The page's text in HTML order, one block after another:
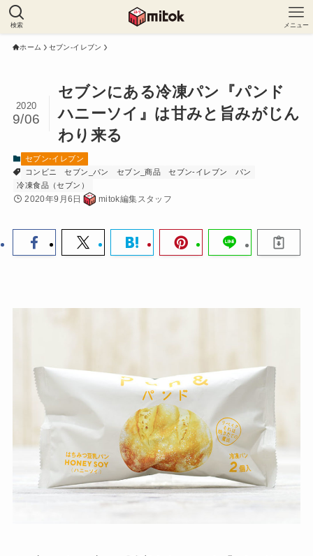
検索 メニュー
ホーム セブン-イレブン
セブンにある冷凍パン『パンド
ハニーソイ』は甘みと旨みがじん
わり来る
2020
9/06
セブン-イレブン
コンビニ
セブン_パン セブン_商品 セブン-イレブン
パン
冷凍食品（セブン）
2020年9月6日 mitok編集スタッフ